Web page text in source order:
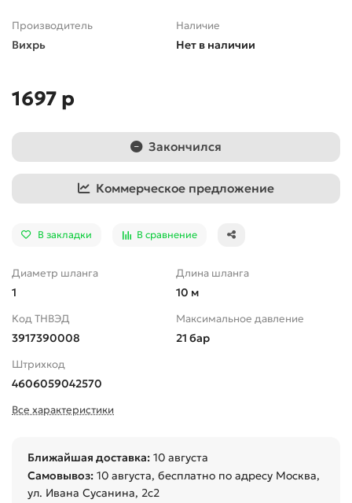
Производитель
Вихрь
Наличие
Нет в наличии
1697 р
Закончился
Коммерческое предложение
В закладки В сравнение
Диаметр шланга
1
Длина шланга
10 м
Код ТНВЭД
3917390008
Максимальное давление
21 бар
Штрихкод
4606059042570
Все характеристики
Ближайшая доставка: 10 августа
Самовывоз: 10 августа, бесплатно по адресу Москва,
ул. Ивана Сусанина, 2с2